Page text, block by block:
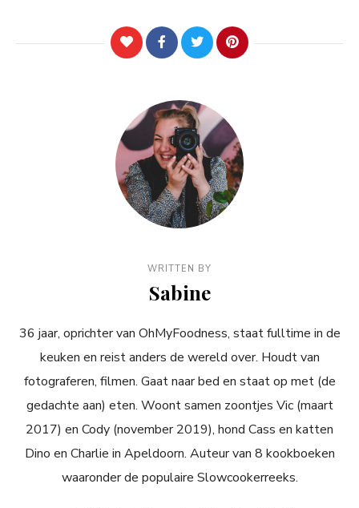
WRITTEN BY
Sabine
36 jaar, oprichter van OhMyFoodness, staat fulltime in de
keuken en reist anders de wereld over. Houdt van
fotograferen, filmen. Gaat naar bed en staat op met (de
gedachte aan) eten. Woont samen zoontjes Vic (maart
2017) en Cody (november 2019), hond Cass en katten
Dino en Charlie in Apeldoorn. Auteur van 8 kookboeken
waaronder de populaire Slowcookerreeks.